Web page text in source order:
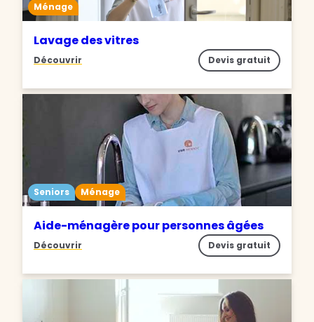
Ménage
Lavage des vitres
Découvrir Devis gratuit
Seniors Ménage
Aide-ménagère pour personnes âgées
Découvrir Devis gratuit